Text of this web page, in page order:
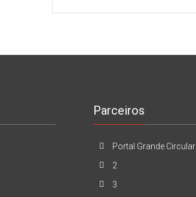
Parceiros
Portal Grande Circular
2
3